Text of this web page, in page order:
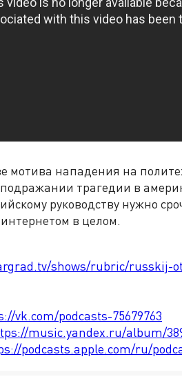
мотива нападения на
трагедии в
руководству нужно
в целом.
shows/rubric/russkij-
vk.com/podcasts-75679763
music.yandex.ru/album/
podcasts.apple.com/ru/